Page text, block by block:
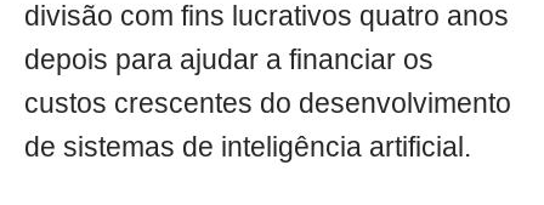
divisão com fins lucrativos quatro anos
depois para ajudar a financiar os
custos crescentes do desenvolvimento
de sistemas de inteligência artificial.